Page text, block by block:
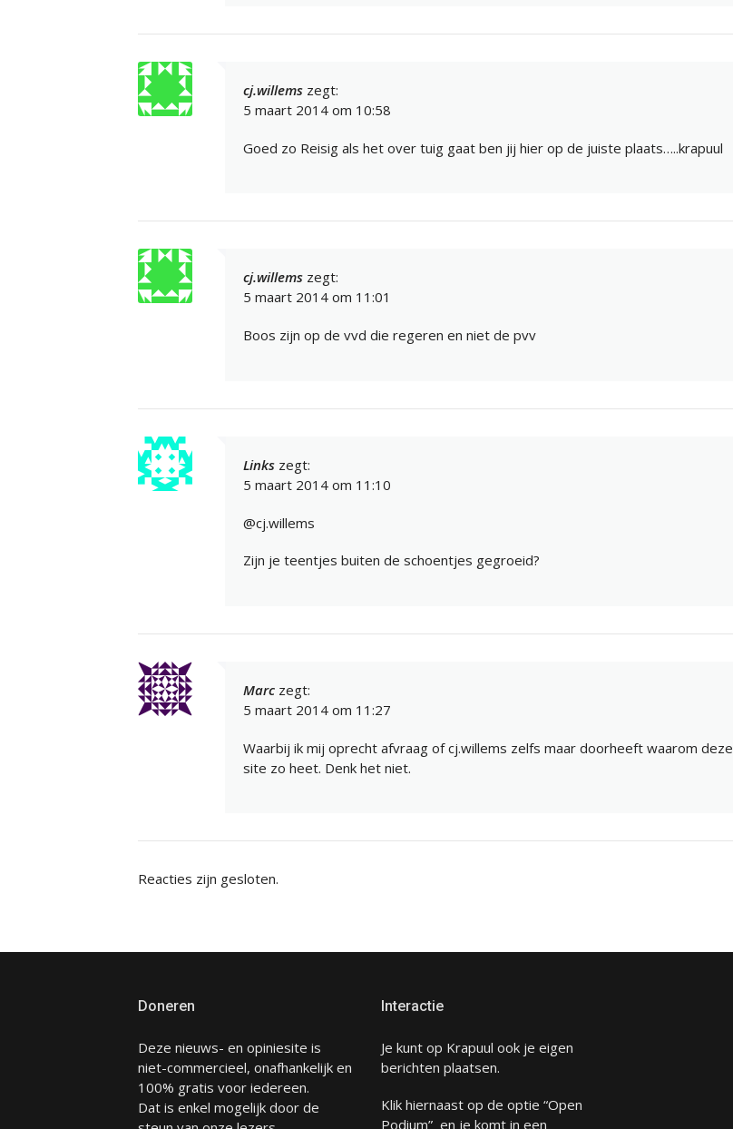
cj.willems zegt:
5 maart 2014 om 10:58
Goed zo Reisig als het over tuig gaat ben jij hier op de juiste plaats…..krapuul
cj.willems zegt:
5 maart 2014 om 11:01
Boos zijn op de vvd die regeren en niet de pvv
Links zegt:
5 maart 2014 om 11:10
@cj.willems
Zijn je teentjes buiten de schoentjes gegroeid?
Marc zegt:
5 maart 2014 om 11:27
Waarbij ik mij oprecht afvraag of cj.willems zelfs maar doorheeft waarom deze
site zo heet. Denk het niet.
Reacties zijn gesloten.
Doneren
Deze nieuws- en opiniesite is
niet-commercieel, onafhankelijk en
100% gratis voor iedereen.
Dat is enkel mogelijk door de
Interactie
Je kunt op Krapuul ook je eigen
berichten plaatsen.
Klik hiernaast op de optie “Open
Podium” en je komt in een